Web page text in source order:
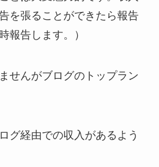
を張ることができたら報告
報告します。）
せんがブログのトップラン
グ経由での収入があるよう